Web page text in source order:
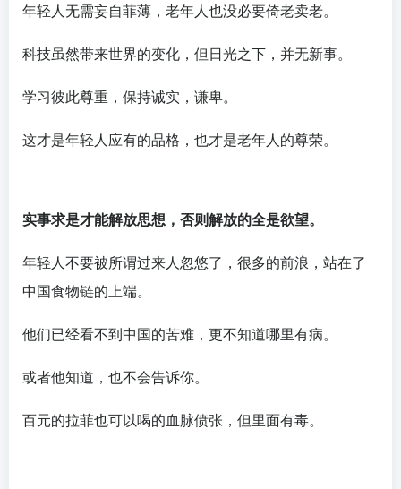
年轻人无需妄自菲薄，老年人也没必要倚老卖老。
科技虽然带来世界的变化，但日光之下，并无新事。
学习彼此尊重，保持诚实，谦卑。
这才是年轻人应有的品格，也才是老年人的尊荣。
实事求是才能解放思想，否则解放的全是欲望。
年轻人不要被所谓过来人忽悠了，很多的前浪，站在了
中国食物链的上端。
他们已经看不到中国的苦难，更不知道哪里有病。
或者他知道，也不会告诉你。
百元的拉菲也可以喝的血脉偾张，但里面有毒。